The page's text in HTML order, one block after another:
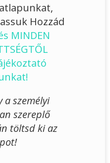
Hozzád
MINDEN
a személyi
szereplő
töltsd ki az